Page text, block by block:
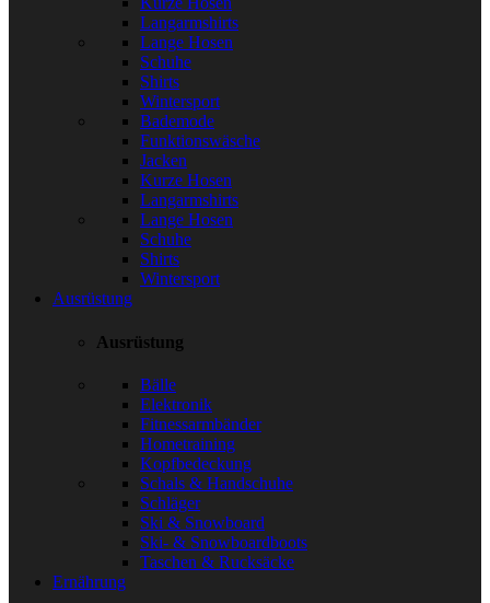
Langarmshirts
Lange Hosen
Schuhe
Shirts
Wintersport
Bademode
Funktionswäsche
Jacken
Kurze Hosen
Langarmshirts
Lange Hosen
Schuhe
Shirts
Wintersport
Ausrüstung
Ausrüstung
Bälle
Elektronik
Fitnessarmbänder
Hometraining
Kopfbedeckung
Schals & Handschuhe
Schläger
Ski & Snowboard
Ski- & Snowboardboots
Taschen & Rucksäcke
Ernährung